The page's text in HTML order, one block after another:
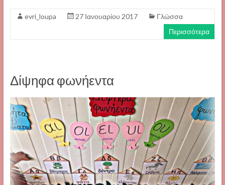
evri_loupa 27 Ιανουαρίου 2017
Γλώσσα
Περισσότερα
Δίψηφα φωνήεντα